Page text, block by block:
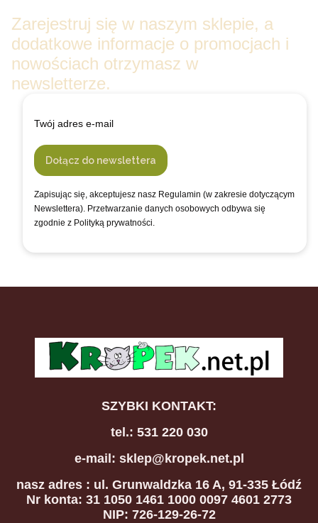
Zarejestruj się w naszym sklepie, a
dodatkowe informacje o promocjach i
nowościach otrzymasz w
newsletterze.
Twój adres e-mail
Dołącz do newslettera
Zapisując się, akceptujesz nasz Regulamin (w zakresie dotyczącym
Newslettera). Przetwarzanie danych osobowych odbywa się
zgodnie z Polityką prywatności.
SZYBKI KONTAKT:
tel.: 531 220 030
e-mail: sklep@kropek.net.pl
nasz adres : ul. Grunwaldzka 16 A, 91-335 Łódź
Nr konta: 31 1050 1461 1000 0097 4601 2773
NIP: 726-129-26-72